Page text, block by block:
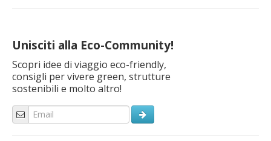
Unisciti alla Eco-Community!
Scopri idee di viaggio eco-friendly,
consigli per vivere green, strutture
sostenibili e molto altro!